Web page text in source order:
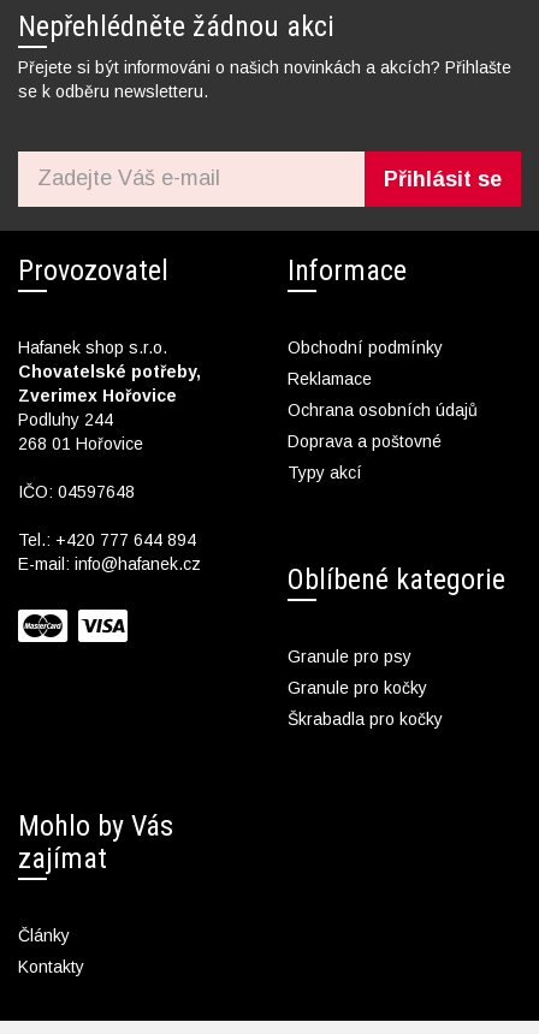
Nepřehlédněte žádnou akci
Přejete si být informováni o našich novinkách a akcích? Přihlašte
se k odběru newsletteru.
Přihlásit se
Provozovatel
Hafanek shop s.r.o.
Chovatelské potřeby,
Zverimex Hořovice
Podluhy 244
268 01 Hořovice
IČO: 04597648
Tel.: +420 777 644 894
E-mail: info@hafanek.cz
Informace
Obchodní podmínky
Reklamace
Ochrana osobních údajů
Doprava a poštovné
Typy akcí
Oblíbené kategorie
Granule pro psy
Granule pro kočky
Škrabadla pro kočky
Mohlo by Vás
zajímat
Články
Kontakty